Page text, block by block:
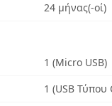
24 μήνας(-οί)
1 (Micro USB)
1 (USB Τύπου